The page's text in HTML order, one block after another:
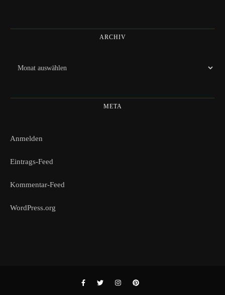
ARCHIV
Archiv
META
Anmelden
Eintrags-Feed
Kommentar-Feed
WordPress.org